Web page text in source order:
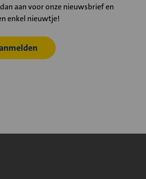
aan voor onze nieuwsbrief en
enkel nieuwtje!